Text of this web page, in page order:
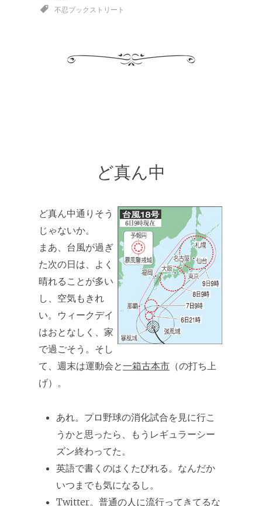
不忍ブックストリート
ど真ん中
ど真ん中通りそう
じゃないか。
まあ、台風が過ぎ
た次の日は、よく
晴れることが多い
し、空気もきれ
い。ウィークデイ
はおとなしく、家
で過ごそう。そし
て、週末は運動会と一箱古本市 （の打ち上
げ）。
あれ。プロ野球の消化試合を見に行こ
うかと思ったら、もうレギュラーシー
ズン終わってた。
英語で書くのはくたびれる。なんだか
いつまでも気になるし。
Twitter。普通の人に流行ってきてるな